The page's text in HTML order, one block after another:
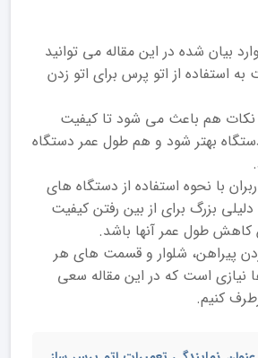
بیان شده در این مقاله می توانید
استفاده از اتو پرس برای اتو زدن
نکات هم باعث می شود تا کیفیت
بهتر شود و هم طول عمر دستگاه
با نحوه استفاده از دستگاه های
بزرگ برای از بین رفتن کیفیت
کاهش طول عمر آنها باشد.
پیراهن، شلوار و قسمت های هر
نیازی است که در این مقاله سعی
کنیم.